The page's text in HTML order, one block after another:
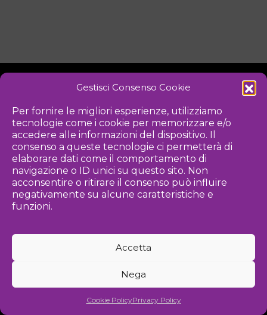
Gestisci Consenso Cookie
Per fornire le migliori esperienze, utilizziamo
tecnologie come i cookie per memorizzare e/o
accedere alle informazioni del dispositivo. Il
consenso a queste tecnologie ci permetterà di
elaborare dati come il comportamento di
navigazione o ID unici su questo sito. Non
acconsentire o ritirare il consenso può influire
negativamente su alcune caratteristiche e
funzioni.
Accetta
Nega
Cookie PolicyPrivacy Policy
PRIVACY POLICY
Iniziativa
Associazione culturale per la promozione delle arti visive
2026 Associazione Kou - [cf] 97815340589